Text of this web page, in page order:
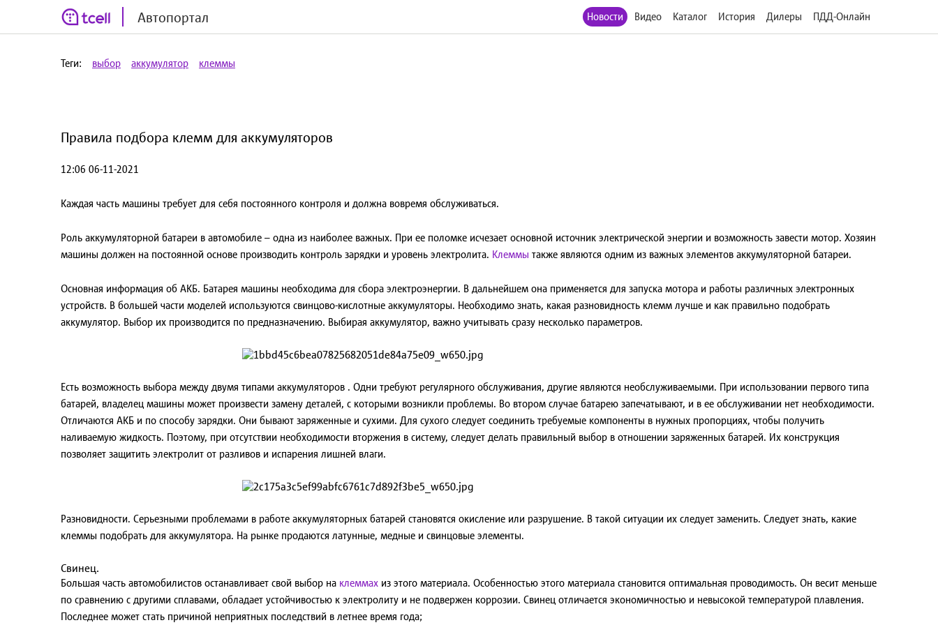
Автопортал Новости Видео Каталог История Дилеры ПДД-Онлайн
Теги: выбор аккумулятор клеммы
Правила подбора клемм для аккумуляторов
12:06 06-11-2021
Каждая часть машины требует для себя постоянного контроля и должна вовремя обслуживаться.
Роль аккумуляторной батареи в автомобиле – одна из наиболее важных. При ее поломке исчезает основной источник электрической энергии и возможность завести мотор. Хозяин
машины должен на постоянной основе производить контроль зарядки и уровень электролита. Клеммы также являются одним из важных элементов аккумуляторной батареи.
Основная информация об АКБ. Батарея машины необходима для сбора электроэнергии. В дальнейшем она применяется для запуска мотора и работы различных электронных
устройств. В большей части моделей используются свинцово-кислотные аккумуляторы. Необходимо знать, какая разновидность клемм лучше и как правильно подобрать
аккумулятор. Выбор их производится по предназначению. Выбирая аккумулятор, важно учитывать сразу несколько параметров.
Есть возможность выбора между двумя типами аккумуляторов . Одни требуют регулярного обслуживания, другие являются необслуживаемыми. При использовании первого типа
батарей, владелец машины может произвести замену деталей, с которыми возникли проблемы. Во втором случае батарею запечатывают, и в ее обслуживании нет необходимости.
Отличаются АКБ и по способу зарядки. Они бывают заряженные и сухими. Для сухого следует соединить требуемые компоненты в нужных пропорциях, чтобы получить
наливаемую жидкость. Поэтому, при отсутствии необходимости вторжения в систему, следует делать правильный выбор в отношении заряженных батарей. Их конструкция
позволяет защитить электролит от разливов и испарения лишней влаги.
Разновидности. Серьезными проблемами в работе аккумуляторных батарей становятся окисление или разрушение. В такой ситуации их следует заменить. Следует знать, какие
клеммы подобрать для аккумулятора. На рынке продаются латунные, медные и свинцовые элементы.
Свинец.
Большая часть автомобилистов останавливает свой выбор на клеммах из этого материала. Особенностью этого материала становится оптимальная проводимость. Он весит меньше
по сравнению с другими сплавами, обладает устойчивостью к электролиту и не подвержен коррозии. Свинец отличается экономичностью и невысокой температурой плавления.
Последнее может стать причиной неприятных последствий в летнее время года;